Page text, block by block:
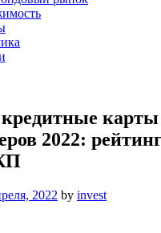
карты
2022:
2022 by invest